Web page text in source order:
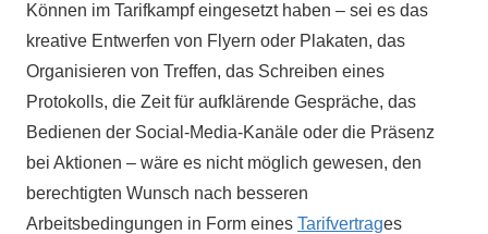
Können im Tarifkampf eingesetzt haben – sei es das
kreative Entwerfen von Flyern oder Plakaten, das
Organisieren von Treffen, das Schreiben eines
Protokolls, die Zeit für aufklärende Gespräche, das
Bedienen der Social-Media-Kanäle oder die Präsenz
bei Aktionen – wäre es nicht möglich gewesen, den
berechtigten Wunsch nach besseren
Arbeitsbedingungen in Form eines Tarifvertrages